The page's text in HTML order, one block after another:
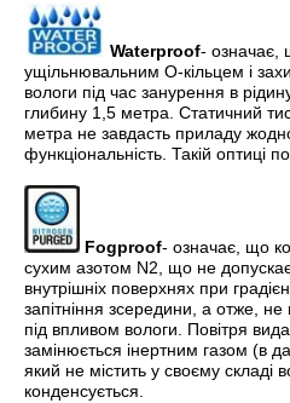
Waterproof- означає,
ущільнювальним О-кільцем і
вологи під час занурення в
глибину 1,5 метра. Статичний
метра не завдасть приладу
функціональність. Такій оптиці
Fogproof- означає, що
сухим азотом N2, що не
внутрішніх поверхнях при
запітніння зсередини, а отже, не
під впливом вологи. Повітря
замінюється інертним газом (в
який не містить у своєму складі
конденсується.